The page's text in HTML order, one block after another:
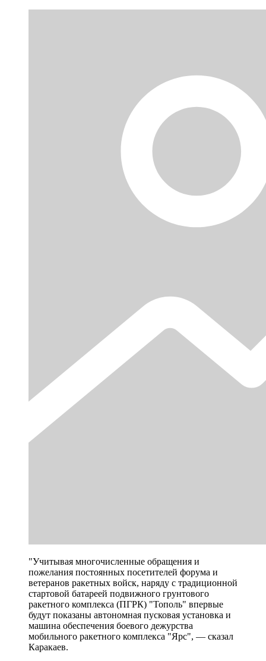
"Учитывая многочисленные обращения и
пожелания постоянных посетителей форума и
ветеранов ракетных войск, наряду с традиционной
стартовой батареей подвижного грунтового
ракетного комплекса (ПГРК) "Тополь" впервые
будут показаны автономная пусковая установка и
машина обеспечения боевого дежурства
мобильного ракетного комплекса "Ярс", — сказал
Каракаев.